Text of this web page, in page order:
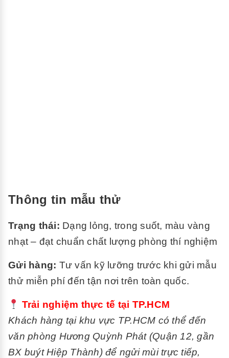
Thông tin mẫu thử
Trạng thái: Dạng lỏng, trong suốt, màu vàng
nhạt – đạt chuẩn chất lượng phòng thí nghiệm
Gửi hàng: Tư vấn kỹ lưỡng trước khi gửi mẫu
thử miễn phí đến tận nơi trên toàn quốc.
Trải nghiệm thực tế tại TP.HCM
Khách hàng tại khu vực TP.HCM có thể đến
văn phòng Hương Quỳnh Phát (Quận 12, gần
BX buýt Hiệp Thành) để ngửi mùi trực tiếp,